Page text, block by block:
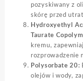
pozyskiwany z
skórę przed
Hydroxyethyl
Taurate
kremu,
rozprowadzenie
Polysorbate 20:
olejów i wody,